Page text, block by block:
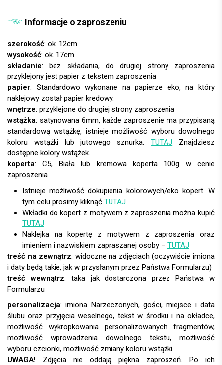
Informacje o zaproszeniu
szerokość: ok. 12cm
wysokość: ok. 17cm
składanie: bez składania, do drugiej strony zaproszenia
przyklejony jest papier z tekstem zaproszenia
papier:
wnętrze: przyklejone do drugiej strony zaproszenia
wstążka: satynowana 6mm, każde zaproszenie ma przypisaną
standardową wstążkę, istnieje możliwość wyboru dowolnego
koloru wstążki lub jutowego sznurka.TUTAJ Znajdziesz
dostępne kolory wstążek.
koperta:
Istnieje możliwość dokupienia kolorowych/eko kopert. W
tym celu prosimy kliknąć TUTAJ
Wkładki do kopert z motywem z zaproszenia można kupić
TUTAJ
Naklejka na kopertę z motywem z zaproszenia oraz
imieniem i nazwiskiem zapraszanej osoby – TUTAJ
treść na zewnątrz: widoczne na zdjęciach (oczywiście imiona
i daty będą takie, jak w przysłanym przez Państwa Formularzu)
treść wewnątrz: taka jak dostarczona przez Państwa w
Formularzu
personalizacja:
UWAGA!